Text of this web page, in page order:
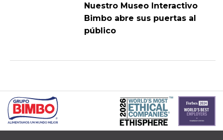
Nuestro Museo Interactivo
Bimbo abre sus puertas al
público